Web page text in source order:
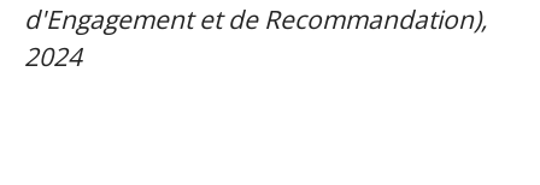
d'Engagement et de Recommandation),
2024